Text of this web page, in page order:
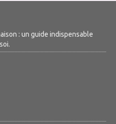
: un guide indispensable